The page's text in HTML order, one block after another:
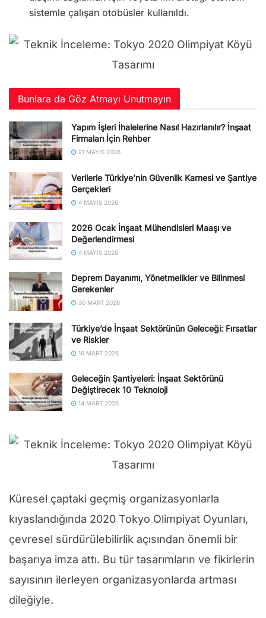
sistemle çalışan otobüsler kullanıldı.
Bunlara da Göz Atmayı Unutmayın
Yapım İşleri İhalelerine Nasıl Hazırlanılır? İnşaat
Firmaları İçin Rehber
21 MAYIS 2026
Verilerle Türkiye’nin Güvenlik Karnesi ve Şantiye
Gerçekleri
4 MAYIS 2026
2026 Ocak İnşaat Mühendisleri Maaşı ve
Değerlendirmesi
4 MAYIS 2026
Deprem Dayanımı, Yönetmelikler ve Bilinmesi
Gerekenler
30 MART 2026
Türkiye’de İnşaat Sektörünün Geleceği: Fırsatlar
ve Riskler
16 MART 2026
Geleceğin Şantiyeleri: İnşaat Sektörünü
Değiştirecek 10 Teknoloji
14 MART 2026
Küresel çaptaki geçmiş organizasyonlarla
kıyaslandığında 2020 Tokyo Olimpiyat Oyunları,
çevresel sürdürülebilirlik açısından önemli bir
başarıya imza attı. Bu tür tasarımların ve fikirlerin
sayısının ilerleyen organizasyonlarda artması
dileğiyle.